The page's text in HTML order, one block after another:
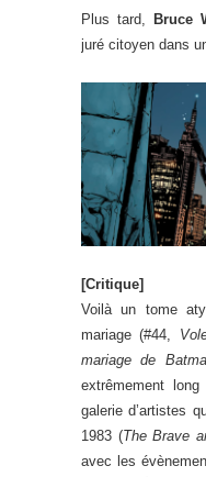
Plus tard, Bruce
juré citoyen dans
[Critique]
Voilà un tome
mariage (#44,
mariage de
extrêmement
galerie d’artistes
1983 (The Brave
avec les